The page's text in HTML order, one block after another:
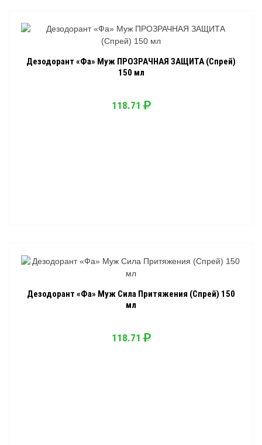
Дезодорант «Фа» Муж ПРОЗРАЧНАЯ ЗАЩИТА (Спрей)
150 мл
118.71
Дезодорант «Фа» Муж Сила Притяжения (Спрей) 150
мл
118.71